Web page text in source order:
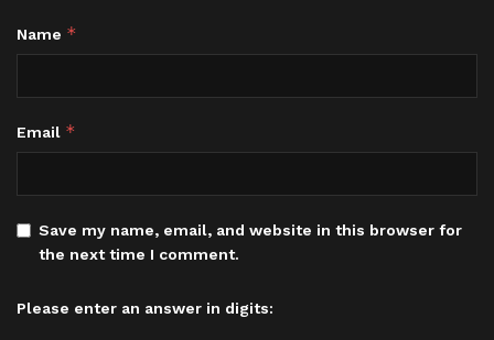
Name *
Email *
Save my name, email, and website in this browser for
the next time I comment.
Please enter an answer in digits: